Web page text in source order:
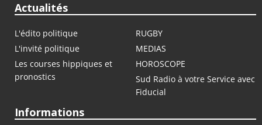
Actualités
L'édito politique
RUGBY
L'invité politique
MEDIAS
Les courses hippiques et
pronostics
HOROSCOPE
Sud Radio à votre Service avec
Fiducial
Informations